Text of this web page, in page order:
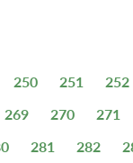
250 251 252
269
270 271
281 282